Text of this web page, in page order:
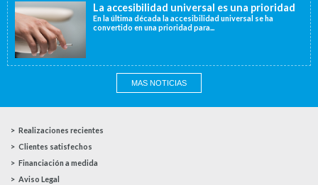
La accesibilidad universal es una prioridad
En la última década la accesibilidad universal se ha
convertido en una prioridad para...
MAS NOTICIAS
Realizaciones recientes
Clientes satisfechos
Financiación a medida
Aviso Legal